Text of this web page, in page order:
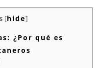
[hide]
¿Por qué es